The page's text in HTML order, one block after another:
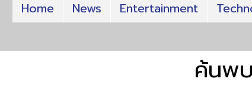
Home News Entertainment
ค้นพ